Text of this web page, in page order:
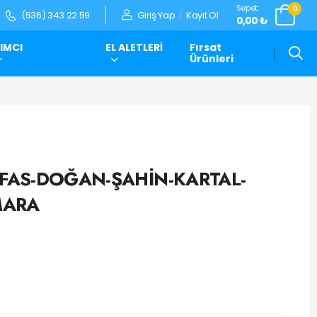
(536) 343 22 59 Giriş Yap / Kayıt Ol
Sepet:
0,00 ₺
0
EL ALETLERİ
Fırsat
Ürünleri
DOĞAN-ŞAHİN-KARTAL-